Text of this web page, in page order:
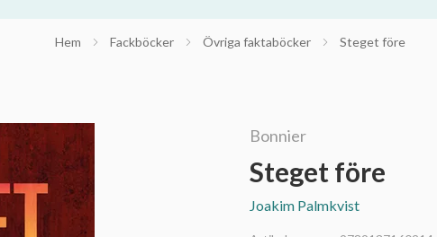
Hem Fackböcker Övriga faktaböcker Steget före
Bonnier
Steget före
Joakim Palmkvist